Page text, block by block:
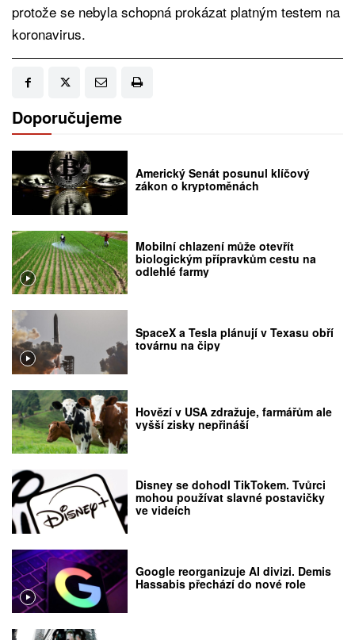
protože se nebyla schopná prokázat platným testem na
koronavirus.
Doporučujeme
Americký Senát posunul klíčový
zákon o kryptoměnách
Mobilní chlazení může otevřít
biologickým přípravkům cestu na
odlehlé farmy
SpaceX a Tesla plánují v Texasu obří
továrnu na čipy
Hovězí v USA zdražuje, farmářům ale
vyšší zisky nepřináší
Disney se dohodl TikTokem. Tvůrci
mohou používat slavné postavičky
ve videích
Google reorganizuje AI divizi. Demis
Hassabis přechází do nové role